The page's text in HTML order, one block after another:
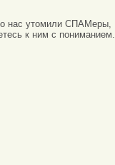
нас утомили СПАМеры,
к ним с пониманием.